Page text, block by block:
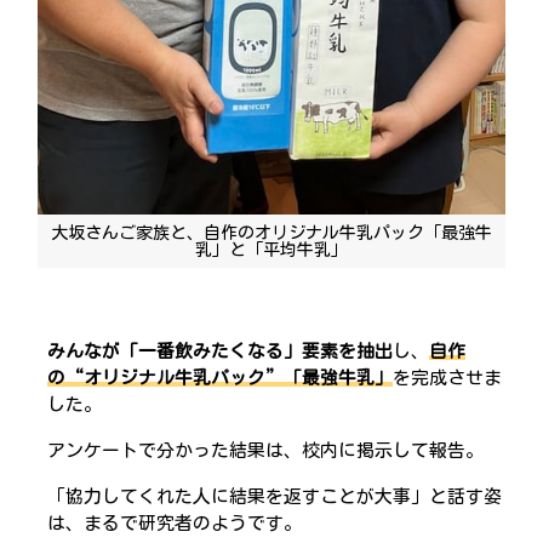
大坂さんご家族と、自作のオリジナル牛乳パック「最強牛
乳」と「平均牛乳」
みんなが「一番飲みたくなる」要素を抽出 し、
自作
の“オリジナル牛乳パック”「最強牛乳」 を完成させま
した。
アンケートで分かった結果は、校内に掲示して報告。
「協力してくれた人に結果を返すことが大事」と話す姿
は、まるで研究者のようです。